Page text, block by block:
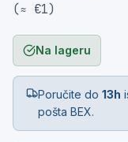
(≈ €1)
Na lageru
Poručite do13h
pošta BEX.